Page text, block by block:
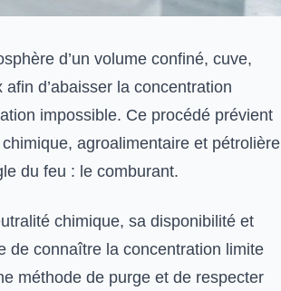
d’un volume confiné, cuve,
d’abaisser la concentration
impossible. Ce procédé prévient
agroalimentaire et pétrolière
du feu : le comburant.
chimique, sa disponibilité et
de connaître la concentration limite
méthode de purge et de respecter